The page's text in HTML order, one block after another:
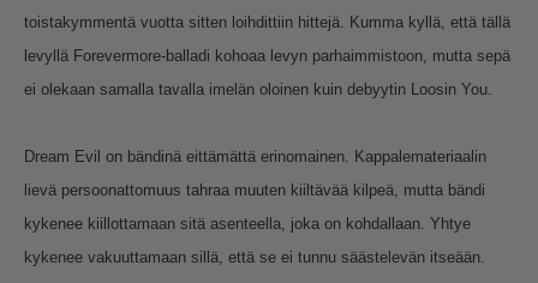
toistakymmentä vuotta sitten loihdittiin hittejä. Kumma kyllä, että tällä
levyllä Forevermore-balladi kohoaa levyn parhaimmistoon, mutta sepä
ei olekaan samalla tavalla imelän oloinen kuin debyytin Loosin You.
Dream Evil on bändinä eittämättä erinomainen. Kappalemateriaalin
lievä persoonattomuus tahraa muuten kiiltävää kilpeä, mutta bändi
kykenee kiillottamaan sitä asenteella, joka on kohdallaan. Yhtye
kykenee vakuuttamaan sillä, että se ei tunnu säästelevän itseään.